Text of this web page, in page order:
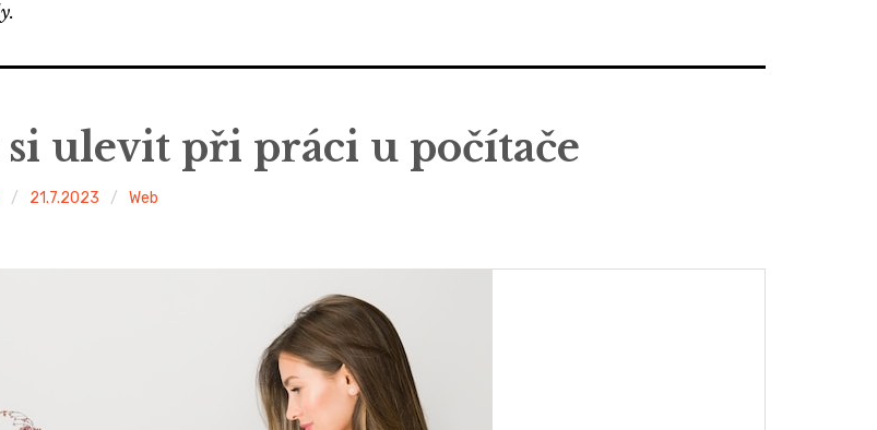
si ulevit při práci u počítače
21.7.2023 Web